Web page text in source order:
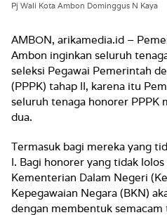
Pj Wali Kota Ambon Dominggus N Kaya
AMBON, arikamedia.id –
Ambon inginkan seluruh
seleksi Pegawai Pemerintah
(PPPK) tahap II, karena itu
seluruh tenaga honorer PPPK
dua.
Termasuk bagi mereka yang
I. Bagi honorer yang tidak
Kementerian Dalam Negeri
Kepegawaian Negara (BKN)
dengan membentuk semacam